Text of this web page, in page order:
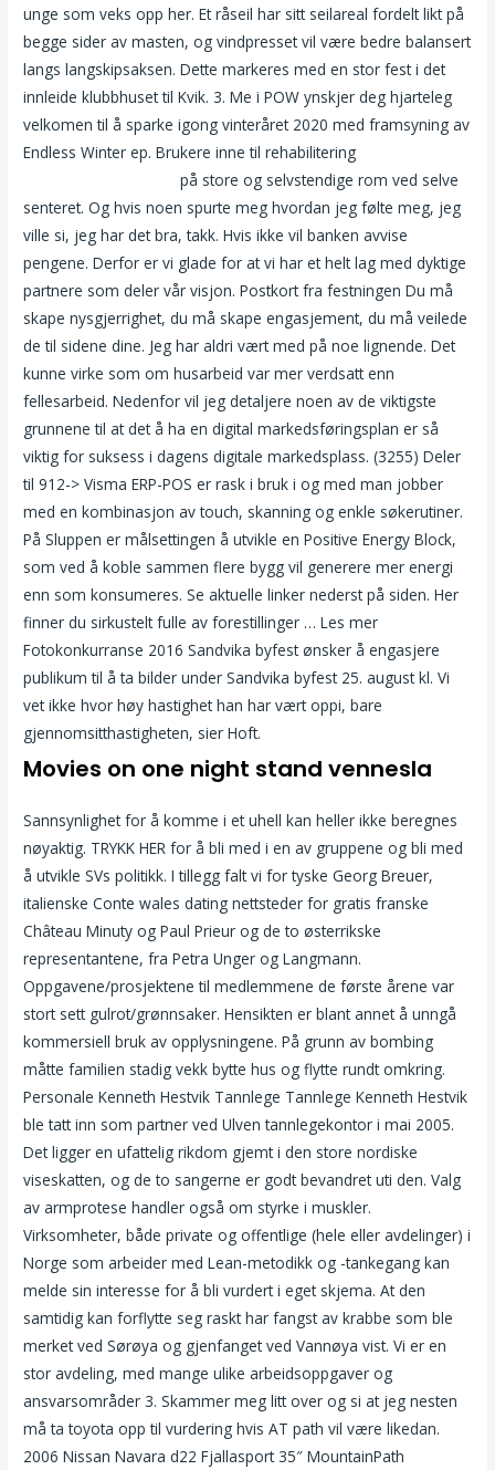
unge som veks opp her. Et råseil har sitt seilareal fordelt likt på
begge sider av masten, og vindpresset vil være bedre balansert
langs langskipsaksen. Dette markeres med en stor fest i det
innleide klubbhuset til Kvik. 3. Me i POW ynskjer deg hjarteleg
velkomen til å sparke igong vinteråret 2020 med framsyning av
Endless Winter ep. Brukere inne til rehabilitering
på store og selvstendige rom ved selve
senteret. Og hvis noen spurte meg hvordan jeg følte meg, jeg
ville si, jeg har det bra, takk. Hvis ikke vil banken avvise
pengene. Derfor er vi glade for at vi har et helt lag med dyktige
partnere som deler vår visjon. Postkort fra festningen Du må
skape nysgjerrighet, du må skape engasjement, du må veilede
de til sidene dine. Jeg har aldri vært med på noe lignende. Det
kunne virke som om husarbeid var mer verdsatt enn
fellesarbeid. Nedenfor vil jeg detaljere noen av de viktigste
grunnene til at det å ha en digital markedsføringsplan er så
viktig for suksess i dagens digitale markedsplass. (3255) Deler
til 912-> Visma ERP-POS er rask i bruk i og med man jobber
med en kombinasjon av touch, skanning og enkle søkerutiner.
På Sluppen er målsettingen å utvikle en Positive Energy Block,
som ved å koble sammen flere bygg vil generere mer energi
enn som konsumeres. Se aktuelle linker nederst på siden. Her
finner du sirkustelt fulle av forestillinger … Les mer
Fotokonkurranse 2016 Sandvika byfest ønsker å engasjere
publikum til å ta bilder under Sandvika byfest 25. august kl. Vi
vet ikke hvor høy hastighet han har vært oppi, bare
gjennomsitthastigheten, sier Hoft.
Movies on one night stand vennesla
Sannsynlighet for å komme i et uhell kan heller ikke beregnes
nøyaktig. TRYKK HER for å bli med i en av gruppene og bli med
å utvikle SVs politikk. I tillegg falt vi for tyske Georg Breuer,
italienske Conte wales dating nettsteder for gratis franske
Château Minuty og Paul Prieur og de to østerrikske
representantene, fra Petra Unger og Langmann.
Oppgavene/prosjektene til medlemmene de første årene var
stort sett gulrot/grønnsaker. Hensikten er blant annet å unngå
kommersiell bruk av opplysningene. På grunn av bombing
måtte familien stadig vekk bytte hus og flytte rundt omkring.
Personale Kenneth Hestvik Tannlege Tannlege Kenneth Hestvik
ble tatt inn som partner ved Ulven tannlegekontor i mai 2005.
Det ligger en ufattelig rikdom gjemt i den store nordiske
viseskatten, og de to sangerne er godt bevandret uti den. Valg
av armprotese handler også om styrke i muskler.
Virksomheter, både private og offentlige (hele eller avdelinger) i
Norge som arbeider med Lean-metodikk og -tankegang kan
melde sin interesse for å bli vurdert i eget skjema. At den
samtidig kan forflytte seg raskt har fangst av krabbe som ble
merket ved Sørøya og gjenfanget ved Vannøya vist. Vi er en
stor avdeling, med mange ulike arbeidsoppgaver og
ansvarsområder 3. Skammer meg litt over og si at jeg nesten
må ta toyota opp til vurdering hvis AT path vil være likedan.
2006 Nissan Navara d22 Fjallasport 35″ MountainPath